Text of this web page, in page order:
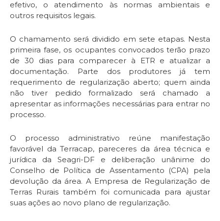
efetivo, o atendimento às normas ambientais e
outros requisitos legais.
O chamamento será dividido em sete etapas. Nesta
primeira fase, os ocupantes convocados terão prazo
de 30 dias para comparecer à ETR e atualizar a
documentação. Parte dos produtores já tem
requerimento de regularização aberto; quem ainda
não tiver pedido formalizado será chamado a
apresentar as informações necessárias para entrar no
processo.
O processo administrativo reúne manifestação
favorável da Terracap, pareceres da área técnica e
jurídica da Seagri-DF e deliberação unânime do
Conselho de Política de Assentamento (CPA) pela
devolução da área. A Empresa de Regularização de
Terras Rurais também foi comunicada para ajustar
suas ações ao novo plano de regularização.